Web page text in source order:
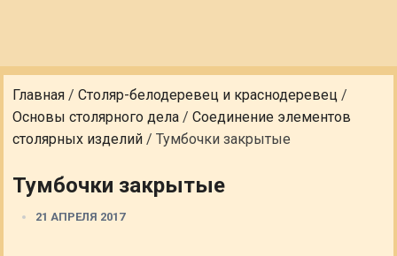
Главная /Столяр-белодеревец и краснодеревец /
Основы столярного дела /Соединение элементов
столярных изделий /Тумбочки закрытые
Тумбочки закрытые
21 АПРЕЛЯ 2017